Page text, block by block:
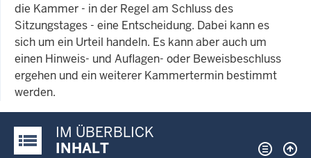
die Kammer - in der Regel am Schluss des
Sitzungstages - eine Entscheidung. Dabei kann es
sich um ein Urteil handeln. Es kann aber auch um
einen Hinweis- und Auflagen- oder Beweisbeschluss
ergehen und ein weiterer Kammertermin bestimmt
werden.
Justiz-Portal im Überblick:
IM ÜBERBLICK
INHALT